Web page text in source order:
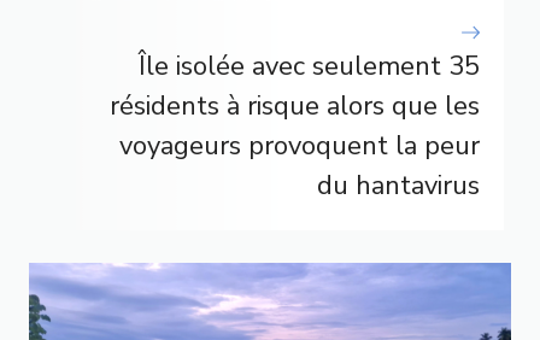
Île isolée avec seulement 35
résidents à risque alors que les
voyageurs provoquent la peur
du hantavirus